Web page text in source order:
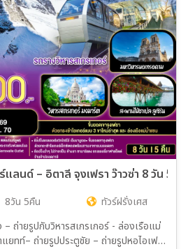
แลนด์ – อิตาลี จุงเฟรา ว๊าวซ่า 8 วัน 5 คื
8วัน 5คืน
ทัวร์ฝรั่งเศส
ถ่ายรูปกับวิหารสเกรเกอร์ - ล่องเรือแม่
ยทท์– ถ่ายรูปประตูชัย – ถ่ายรูปหอไอเฟล